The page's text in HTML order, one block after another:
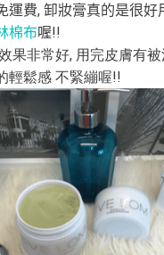
運費, 卸妝膏真的是很好
棉布喔!!
果非常好, 用完皮膚有
輕鬆感 不緊繃喔!!